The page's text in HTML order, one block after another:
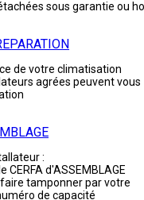
sous garantie ou
de votre climatisation
agrées peuvent vous
:
CERFA d'ASSEMBLAGE
tamponner par votre
de capacité